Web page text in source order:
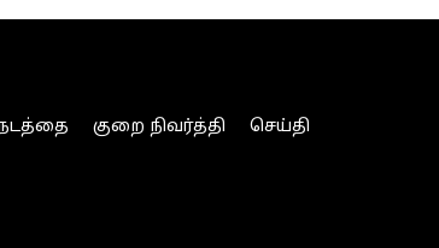
குறை நிவர்த்தி
செய்தி